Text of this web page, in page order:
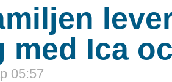
med Ica
05:57